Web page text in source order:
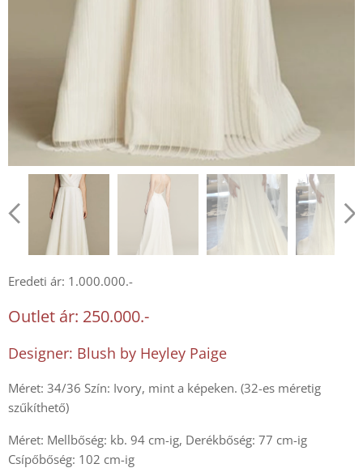
Eredeti ár: 1.000.000.-
Outlet ár: 250.000.-
Designer: Blush by Heyley Paige
Méret: 34/36 Szín: Ivory, mint a képeken. (32-es méretig
szűkíthető)
Méret: Mellbőség: kb. 94 cm-ig, Derékbőség: 77 cm-ig
Csípőbőség: 102 cm-ig